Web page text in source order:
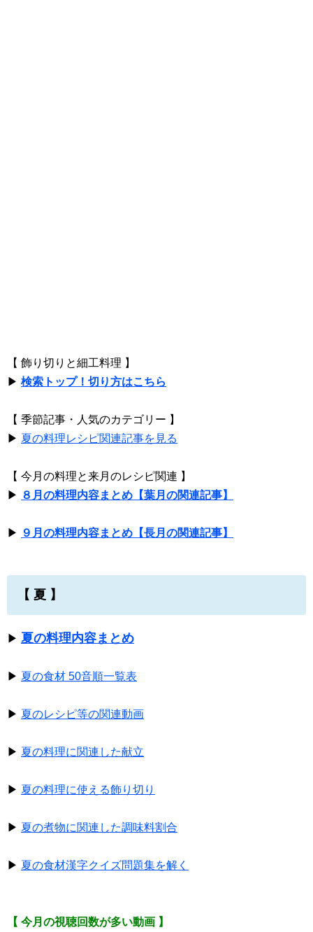
【 飾り切りと細工料理 】
▶ 検索トップ！切り方はこちら
【 季節記事・人気のカテゴリー 】
▶ 夏の料理レシピ関連記事を見る
【 今月の料理と来月のレシピ関連 】
▶ ８月の料理内容まとめ【葉月の関連記事】
▶ ９月の料理内容まとめ【長月の関連記事】
【 夏 】
▶ 夏の料理内容まとめ
▶ 夏の食材 50音順一覧表
▶ 夏のレシピ等の関連動画
▶ 夏の料理に関連した献立
▶ 夏の料理に使える飾り切り
▶ 夏の煮物に関連した調味料割合
▶ 夏の食材漢字クイズ問題集を解く
【 今月の視聴回数が多い動画 】